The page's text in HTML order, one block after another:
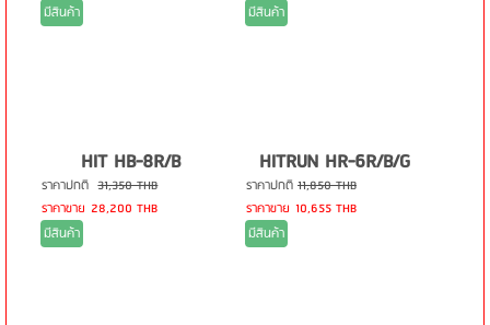
มีสินค้า
มีสินค้า
HIT HB-8R/B
ราคาปกติ 31,350 THB
ราคาขาย 28,200 THB
มีสินค้า
HITRUN HR-6R/B/G
ราคาปกติ 11,850 THB
ราคาขาย 10,655 THB
มีสินค้า